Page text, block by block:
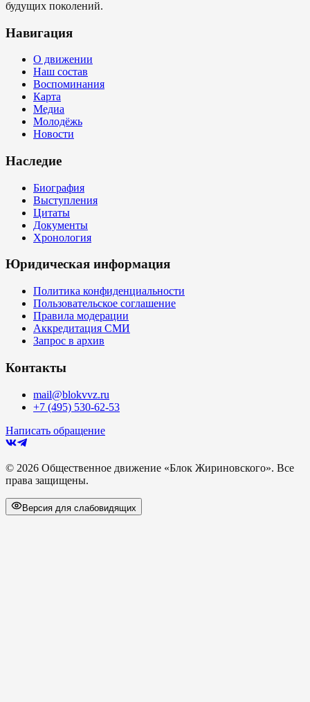
будущих поколений.
Навигация
О движении
Наш состав
Воспоминания
Карта
Медиа
Молодёжь
Новости
Наследие
Биография
Выступления
Цитаты
Документы
Хронология
Юридическая информация
Политика конфиденциальности
Пользовательское соглашение
Правила модерации
Аккредитация СМИ
Запрос в архив
Контакты
mail@blokvvz.ru
+7 (495) 530-62-53
Написать обращение
© 2026 Общественное движение «Блок Жириновского». Все
права защищены.
Версия для слабовидящих